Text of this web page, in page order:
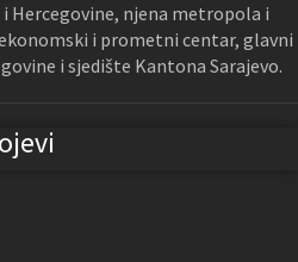
Hercegovine, njena metropola i
i prometni centar, glavni
i sjedište Kantona Sarajevo.